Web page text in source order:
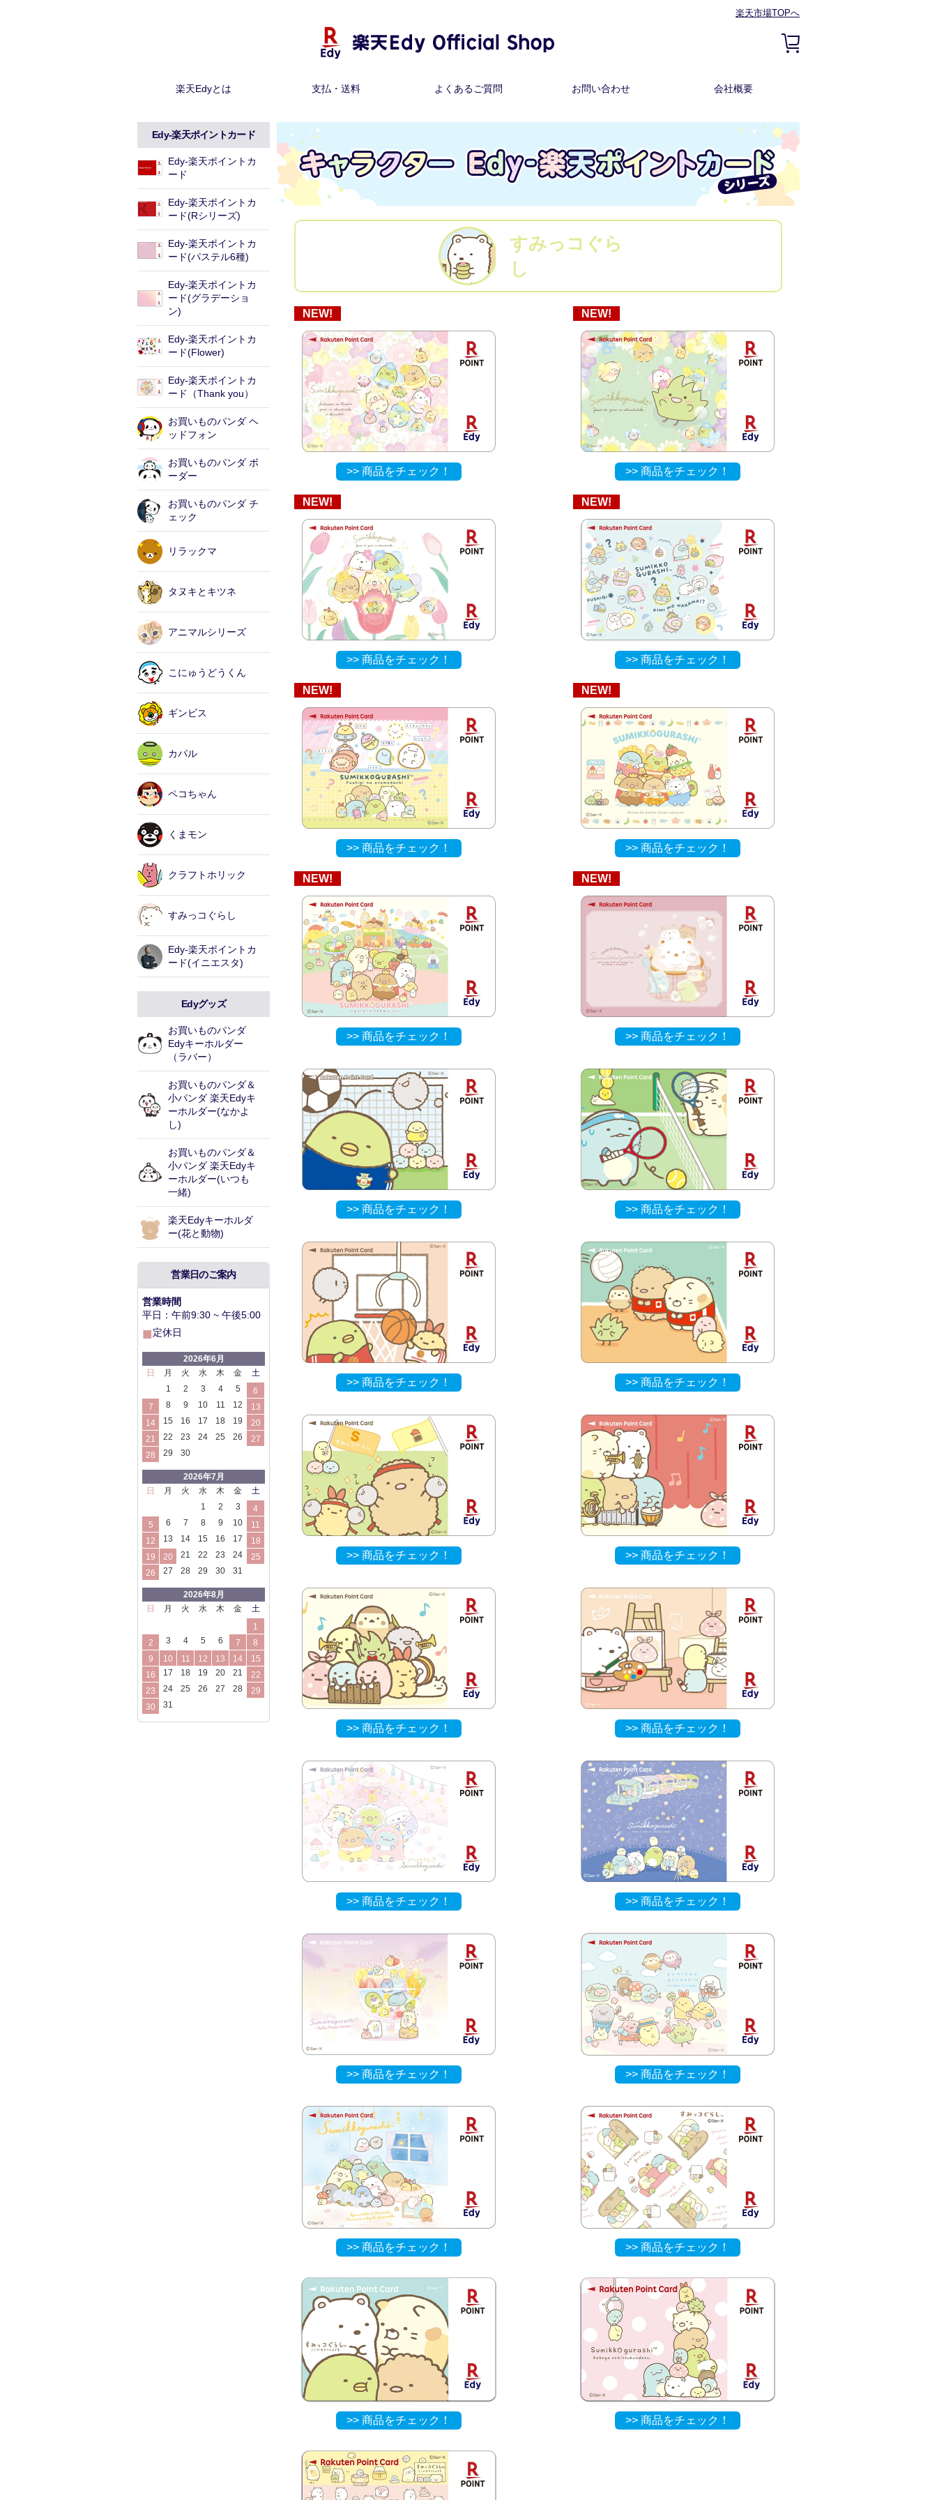
楽天市場TOPへ
楽天Edyとは 支払・送料 よくあるご質問 お問い合わせ 会社概要
Edy-楽天ポイントカード
Edy-楽天ポイントカ
ード
Edy-楽天ポイントカ
ード(Rシリーズ)
Edy-楽天ポイントカ
ード(パステル6種)
Edy-楽天ポイントカ
ード(グラデーショ
ン)
Edy-楽天ポイントカ
ード(Flower)
Edy-楽天ポイントカ
ード（Thank you）
お買いものパンダ ヘ
ッドフォン
お買いものパンダ ボ
ーダー
お買いものパンダ チ
ェック
リラックマ
タヌキとキツネ
アニマルシリーズ
こにゅうどうくん
ギンビス
カパル
ペコちゃん
くまモン
クラフトホリック
すみっコぐらし
Edy-楽天ポイントカ
ード(イニエスタ)
Edyグッズ
お買いものパンダ
Edyキーホルダー
（ラバー）
お買いものパンダ＆
小パンダ 楽天Edyキ
ーホルダー(なかよ
し)
お買いものパンダ＆
小パンダ 楽天Edyキ
ーホルダー(いつも
一緒)
楽天Edyキーホルダ
ー(花と動物)
営業日のご案内
営業時間
平日：午前9:30 ~ 午後5:00
■定休日
2026年6月
日
月 火 水 木 金
土
1
2 3 4 5
6
7
8 9 10 11 12
13
14
15 16 17 18 19
20
21
22 23 24 25 26
27
28
29 30
2026年7月
日
月 火 水 木 金
土
1
2 3
4
5
6 7 8 9 10
11
12
13 14 15 16 17
18
19
20 21 22 23 24
25
26
27 28 29 30 31
2026年8月
日
月 火 水 木 金
土
1
2
3 4 5 6 7
8
9
10 11 12 13 14
15
16
17 18 19 20 21
22
23
24 25 26 27 28
29
30
31
すみっコぐら
し
NEW!
>> 商品をチェック！
NEW!
>> 商品をチェック！
NEW!
>> 商品をチェック！
NEW!
>> 商品をチェック！
NEW!
>> 商品をチェック！
NEW!
>> 商品をチェック！
NEW!
>> 商品をチェック！
NEW!
>> 商品をチェック！
>> 商品をチェック！ >> 商品をチェック！
>> 商品をチェック！ >> 商品をチェック！
>> 商品をチェック！ >> 商品をチェック！
>> 商品をチェック！ >> 商品をチェック！
>> 商品をチェック！ >> 商品をチェック！
>> 商品をチェック！ >> 商品をチェック！
>> 商品をチェック！ >> 商品をチェック！
>> 商品をチェック！ >> 商品をチェック！